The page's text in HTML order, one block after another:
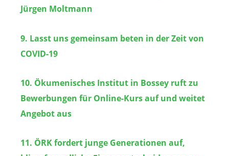
Jürgen Moltmann
9. Lasst uns gemeinsam beten in der Zeit von
COVID-19
10. Ökumenisches Institut in Bossey ruft zu
Bewerbungen für Online-Kurs auf und weitet
Angebot aus
11. ÖRK fordert junge Generationen auf,